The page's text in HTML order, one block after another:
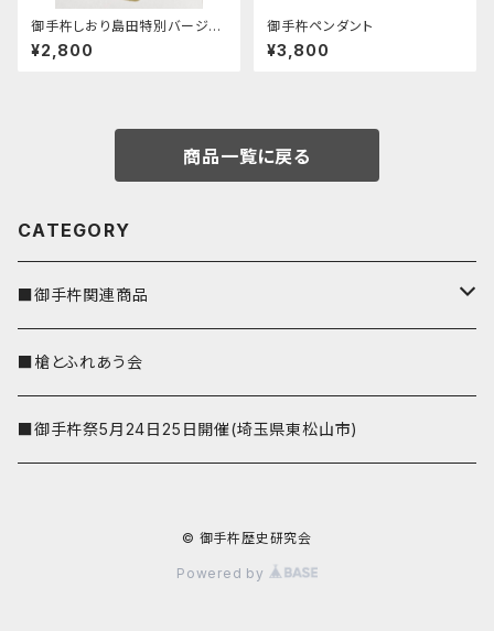
御手杵しおり島田特別バージョ
ン
¥2,800
御手杵ペンダント
¥3,800
商品一覧に戻る
CATEGORY
■御手杵関連商品
しおり
■槍とふれあう会
■御手杵祭5月24日25日開催(埼玉県東松山市)
© 御手杵歴史研究会
Powered by